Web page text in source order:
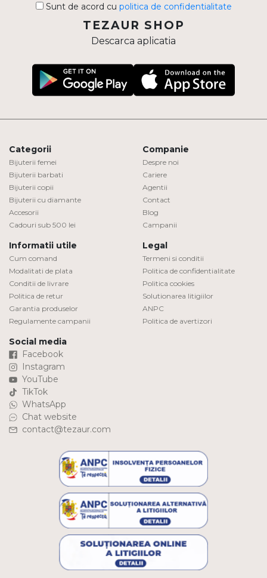
Sunt de acord cu politica de confidentialitate
TEZAUR SHOP
Descarca aplicatia
Categorii
Bijuterii femei
Bijuterii barbati
Bijuterii copii
Bijuterii cu diamante
Accesorii
Cadouri sub 500 lei
Companie
Despre noi
Cariere
Agentii
Contact
Blog
Campanii
Informatii utile
Cum comand
Modalitati de plata
Conditii de livrare
Politica de retur
Garantia produselor
Regulamente campanii
Legal
Termeni si conditii
Politica de confidentialitate
Politica cookies
Solutionarea litigiilor
ANPC
Politica de avertizori
Social media
Facebook
Instagram
YouTube
TikTok
WhatsApp
Chat website
contact@tezaur.com